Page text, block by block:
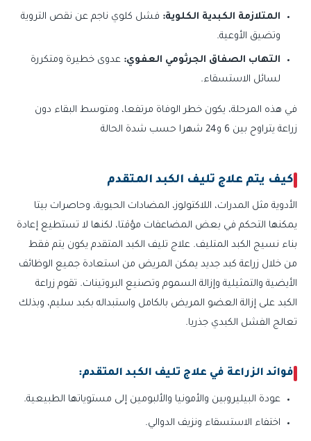
المتلازمة الكبدية الكلوية: فشل كلوي ناجم عن نقص التروية
وتضيق الأوعية.
التهاب الصفاق الجرثومي العفوي: عدوى خطيرة ومتكررة
لسائل الاستسقاء.
في هذه المرحلة، يكون خطر الوفاة مرتفعا، ومتوسط البقاء دون
زراعة يتراوح بين 6 و24 شهرا حسب شدة الحالة
كيف يتم علاج تليف الكبد المتقدم
الأدوية مثل المدرات، اللاكتولوز، المضادات الحيوية، وحاصرات بيتا
يمكنها التحكم في بعض المضاعفات مؤقتا، لكنها لا تستطيع إعادة
بناء نسيج الكبد المتليف. علاج تليف الكبد المتقدم يكون يتم فقط
من خلال زراعة كبد جديد يمكن المريض من استعادة جميع الوظائف
الأيضية والتمثيلية وإزالة السموم وتصنيع البروتينات. تقوم زراعة
الكبد على إزالة العضو المريض بالكامل واستبداله بكبد سليم، وبذلك
تعالج الفشل الكبدي جذريا.
فوائد الزراعة في علاج تليف الكبد المتقدم:
عودة البيليروبين والأمونيا والألبومين إلى مستوياتها الطبيعية.
اختفاء الاستسقاء ونزيف الدوالي.